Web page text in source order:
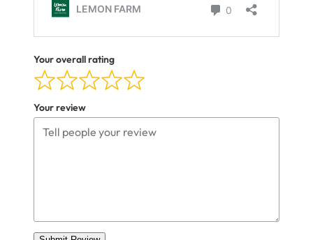
Your overall rating
Your review